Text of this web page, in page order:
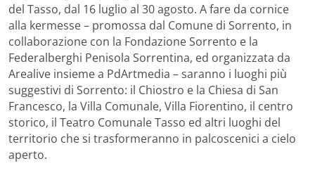
del Tasso, dal 16 luglio al 30 agosto. A fare da cornice
alla kermesse – promossa dal Comune di Sorrento, in
collaborazione con la Fondazione Sorrento e la
Federalberghi Penisola Sorrentina, ed organizzata da
Arealive insieme a PdArtmedia – saranno i luoghi più
suggestivi di Sorrento: il Chiostro e la Chiesa di San
Francesco, la Villa Comunale, Villa Fiorentino, il centro
storico, il Teatro Comunale Tasso ed altri luoghi del
territorio che si trasformeranno in palcoscenici a cielo
aperto.